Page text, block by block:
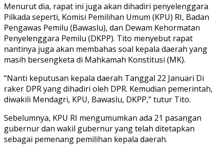
Menurut dia, rapat ini juga akan dihadiri penyelenggara
Pilkada seperti, Komisi Pemilihan Umum (KPU) RI, Badan
Pengawas Pemilu (Bawaslu), dan Dewam Kehormatan
Penyelenggara Pemilu (DKPP). Tito menyebut rapat
nantinya juga akan membahas soal kepala daerah yang
masih bersengketa di Mahkamah Konstitusi (MK).
“Nanti keputusan kepala daerah Tanggal 22 Januari Di
raker DPR yang dihadiri oleh DPR. Kemudian pemerintah,
diwakili Mendagri, KPU, Bawaslu, DKPP,” tutur Tito.
Sebelumnya, KPU RI mengumumkan ada 21 pasangan
gubernur dan wakil gubernur yang telah ditetapkan
sebagai pemenang pemilihan kepala daerah.